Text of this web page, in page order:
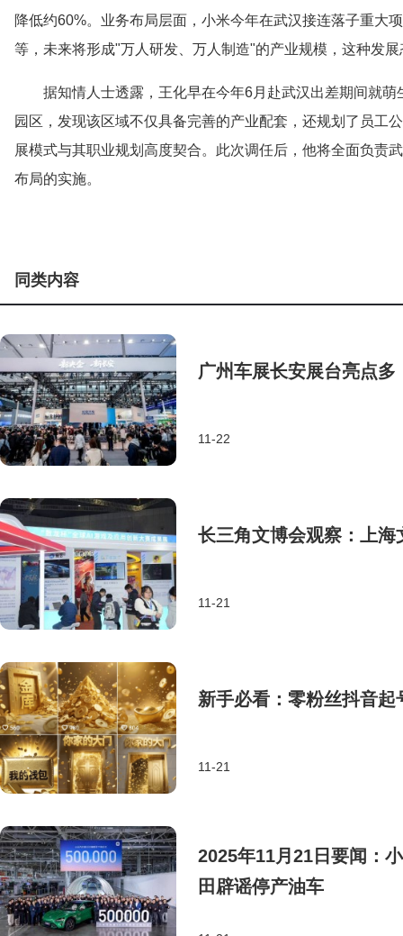
降低约60%。业务布局层面，小米今年在武汉接连落子重大
等，未来将形成"万人研发、万人制造"的产业规模，这种发
据知情人士透露，王化早在今年6月赴武汉出差期间就
园区，发现该区域不仅具备完善的产业配套，还规划了员工
展模式与其职业规划高度契合。此次调任后，他将全面负责
布局的实施。
同类内容
广州车展长安展台亮点
11-22
长三角文博会观察：上
11-21
新手必看：零粉丝抖音
11-21
2025年11月21日要闻：
田辟谣停产油车